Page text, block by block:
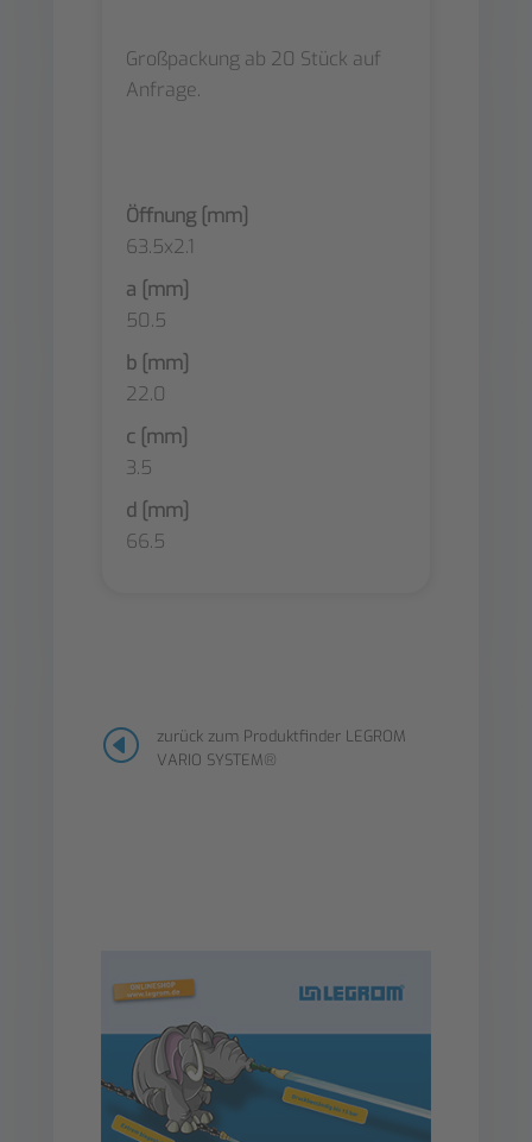
Großpackung ab 20 Stück auf
Anfrage.
Öffnung [mm]
63.5x2.1
a [mm]
50.5
b [mm]
22.0
c [mm]
3.5
d [mm]
66.5
H
zurück zum Produktfinder LEGROM
VARIO SYSTEM®